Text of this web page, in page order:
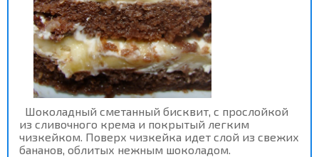
Шоколадный сметанный бисквит, с прослойкой
из сливочного крема и покрытый легким
чизкейком. Поверх чизкейка идет слой из свежих
бананов, облитых нежным шоколадом.